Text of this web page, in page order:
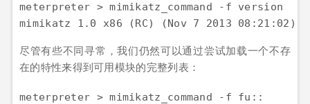
meterpreter > mimikatz_command -f version
mimikatz 1.0 x86 (RC) (Nov 7 2013 08:21:02)
尽管有些不同寻常，我们仍然可以通过尝试加载一个不存
在的特性来得到可用模块的完整列表：
meterpreter > mimikatz_command -f fu::